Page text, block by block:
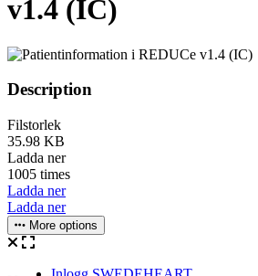
v1.4 (IC)
Description
Filstorlek
35.98 KB
Ladda ner
1005 times
Ladda ner
Ladda ner
More options